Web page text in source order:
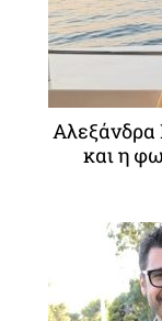
Αλεξάνδρα
και η